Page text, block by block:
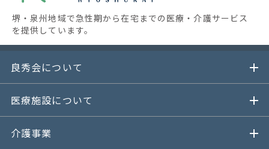
堺・泉州地域で急性期から在宅までの医療・介護サービス
を提供しています。
良秀会について
医療施設について
介護事業